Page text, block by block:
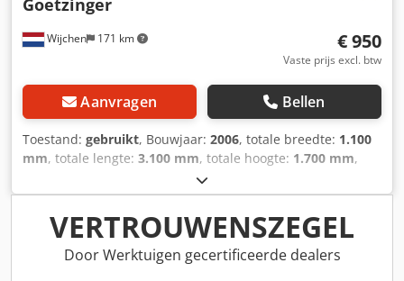
Wijchen 171 km
Goetzinger
€ 950
Vaste prijs excl. btw
Aanvragen Bellen
Toestand: gebruikt, Bouwjaar: 2006, totale breedte: 1.100
mm, totale lengte: 3.100 mm, totale hoogte: 1.700 mm,
Kleur: Grijs Csdox Ig H Tepfx Aa Deha - Bouwjaar: 2006 -
Documentatie aanwezig: Nee - CE certificaat aanwezig: Nee
- Serienummer: 466 - Vermogen hoofdmotor [kW]: 1.1 -
Aantal spindels [st.]: 3 - Max. hoogteverstelbaar [mm]: 120
- Tafellengte [mm]: 3100 - Tafelbreedte [mm]: 700 - Voltage
VERTROUWENSZEGEL
Door Werktuigen gecertificeerde dealers